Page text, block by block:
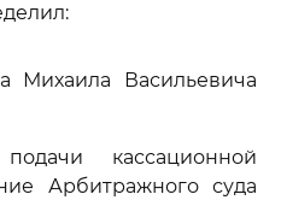
Михаила Васильевича
кассационной
Арбитражного суда